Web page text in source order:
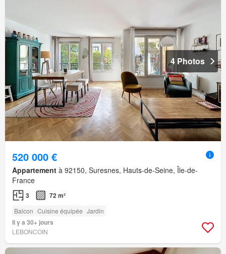
4 Photos
520 000 €
Appartement à 92150, Suresnes, Hauts-de-Seine, Île-de-
France
3 72 m²
Balcon Cuisine équipée Jardin
Il y a 30+ jours
LEBONCOIN